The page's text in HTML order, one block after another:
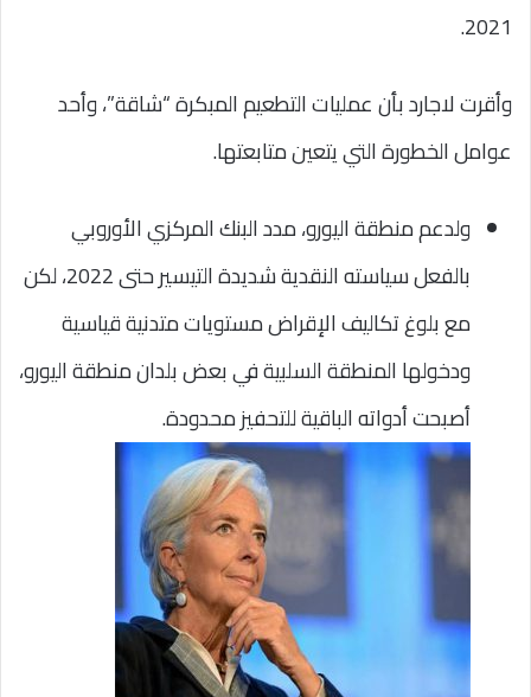
2021.
وأقرت لاجارد بأن عمليات التطعيم المبكرة “شاقة”، وأحد
عوامل الخطورة التي يتعين متابعتها.
ولدعم منطقة اليورو، مدد البنك المركزي الأوروبي
بالفعل سياسته النقدية شديدة التيسير حتى 2022، لكن
مع بلوغ تكاليف الإقراض مستويات متدنية قياسية
ودخولها المنطقة السلبية في بعض بلدان منطقة اليورو،
أصبحت أدواته الباقية للتحفيز محدودة.